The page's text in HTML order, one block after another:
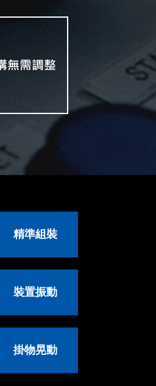
精準組裝
裝置振動
掛物晃動